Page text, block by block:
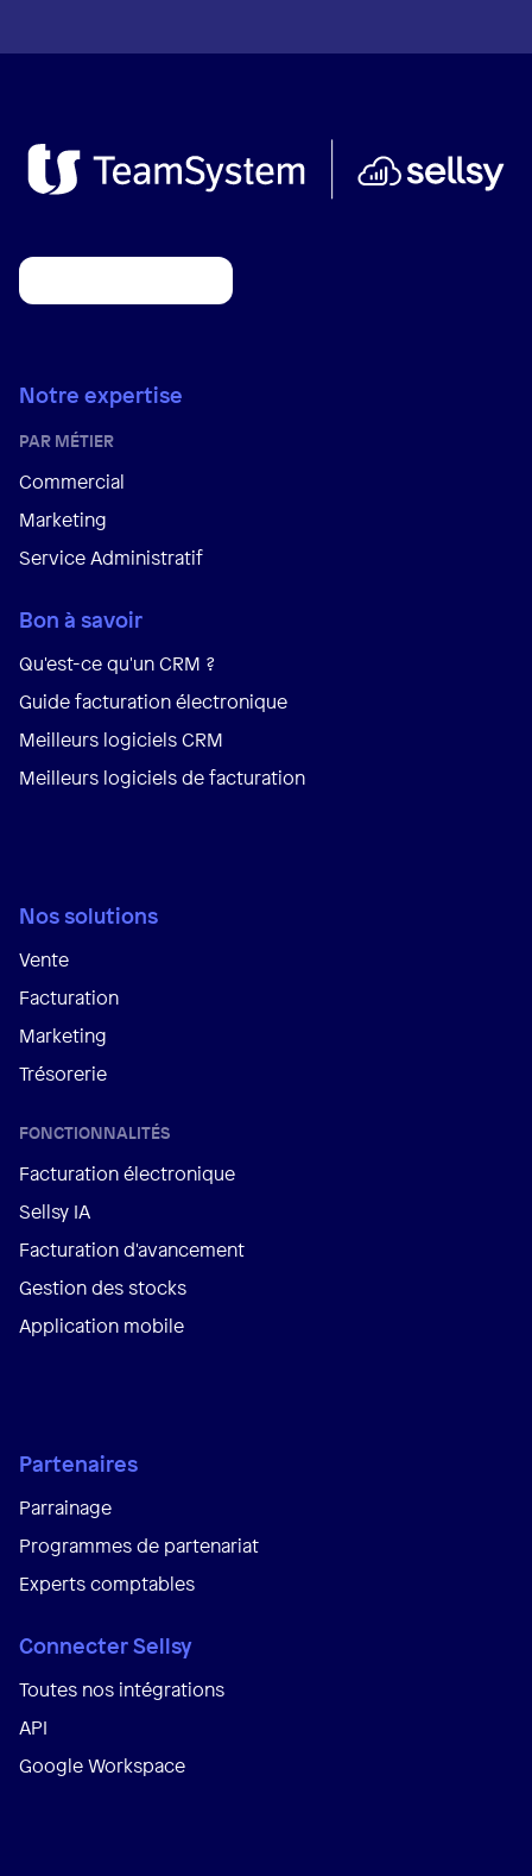
Notre expertise
PAR MÉTIER
Commercial
Marketing
Service Administratif
Bon à savoir
Qu'est-ce qu'un CRM ?
Guide facturation électronique
Meilleurs logiciels CRM
Meilleurs logiciels de facturation
Nos solutions
Vente
Facturation
Marketing
Trésorerie
FONCTIONNALITÉS
Facturation électronique
Sellsy IA
Facturation d'avancement
Gestion des stocks
Application mobile
Partenaires
Parrainage
Programmes de partenariat
Experts comptables
Connecter Sellsy
Toutes nos intégrations
API
Google Workspace